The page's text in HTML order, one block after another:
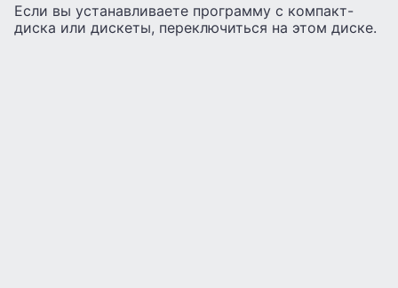
Если вы устанавливаете программу с компакт-
диска или дискеты, переключиться на этом диске.